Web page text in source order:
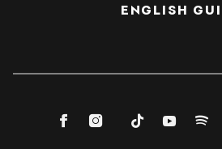
ENGLISH